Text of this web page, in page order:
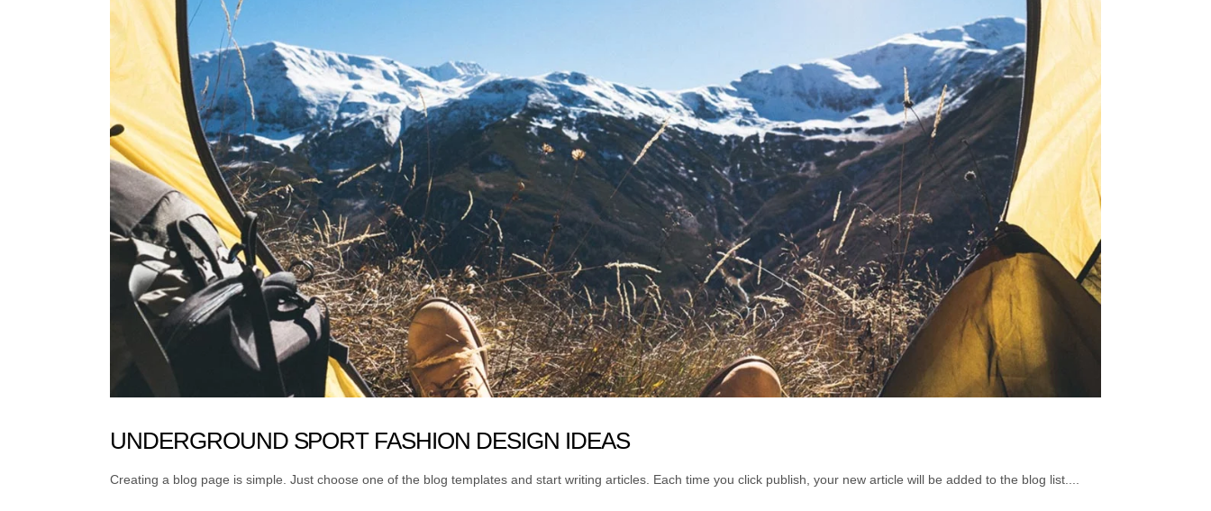
UNDERGROUND SPORT FASHION DESIGN IDEAS
Creating a blog page is simple. Just choose one of the blog templates and start writing articles. Each time you click publish, your new article will be added to the blog list....